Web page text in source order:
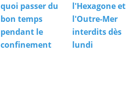
quoi passer du
bon temps
pendant le
confinement
l'Hexagone et
l'Outre-Mer
interdits dès
lundi